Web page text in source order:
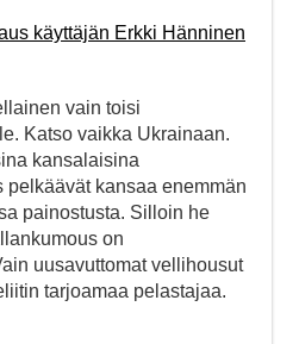
käyttäjän Erkki Hänninen
vain toisi
Katso vaikka Ukrainaan.
kansalaisina
kansaa enemmän
painostusta. Silloin he
on
uusavuttomat vellihousut
tarjoamaa pelastajaa.